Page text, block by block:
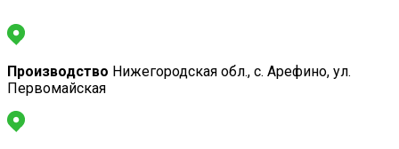
Производство Нижегородская обл., с. Арефино, ул.
Первомайская